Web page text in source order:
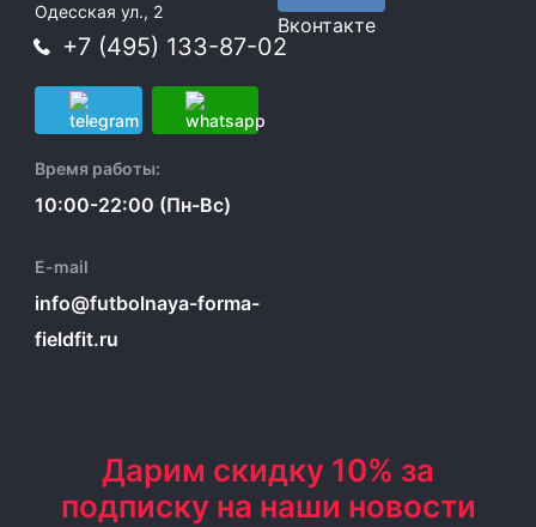
Одесская ул., 2
+7 (495) 133-87-02
Время работы:
10:00-22:00 (Пн-Вс)
E-mail
info@futbolnaya-forma-
fieldfit.ru
Вконтакте
Дарим скидку 10% за
подписку на наши новости